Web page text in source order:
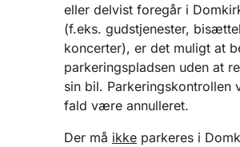
eller delvist foregår i
(f.eks. gudstjenester,
koncerter), er det muligt at
parkeringspladsen uden at
sin bil. Parkeringskontrollen
fald være annulleret.
Der må ikke parkeres i